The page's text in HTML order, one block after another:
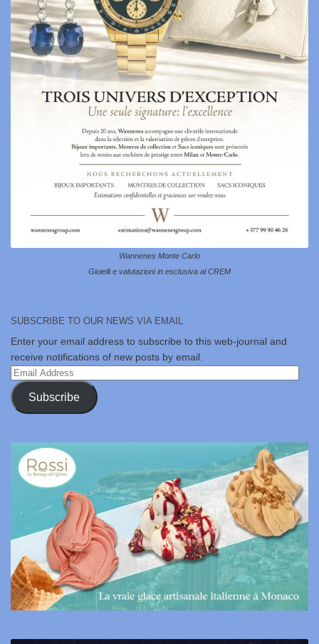
Wannenes Monte Carlo
Gioielli e valutazioni in esclusiva al CREM
SUBSCRIBE TO OUR NEWS VIA EMAIL
Enter your email address to subscribe to this web-journal and
receive notifications of new posts by email.
Email
Address
Subscribe